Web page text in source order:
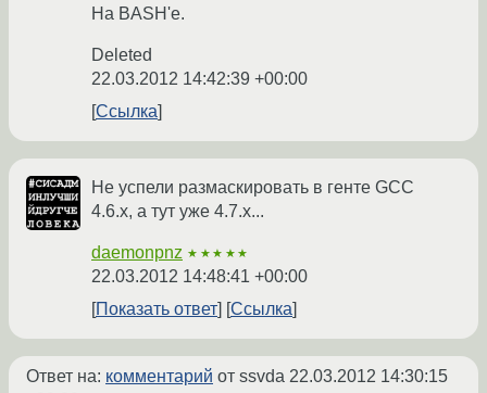
На BASH'е.
Deleted
22.03.2012 14:42:39 +00:00
Ссылка
Не успели размаскировать в генте GCC
4.6.x, а тут уже 4.7.x...
daemonpnz ★★★★★
22.03.2012 14:48:41 +00:00
Показать ответ
Ссылка
Ответ на: комментарий от ssvda 22.03.2012 14:30:15